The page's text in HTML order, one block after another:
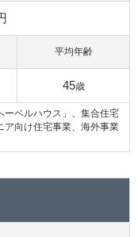
平均年齢
45歳
ーベルハウス」、集合住宅
ア向け住宅事業、海外事業